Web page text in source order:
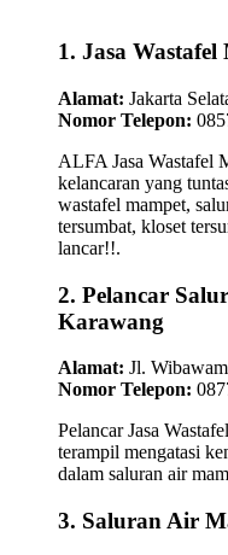
1. Jasa
Alamat: Jakarta
Nomor Telepon:
ALFA Jasa Wastafel
kelancaran yang
wastafel mampet,
tersumbat, kloset
lancar!!.
2. Pelancar
Karawang
Alamat: Jl.
Nomor Telepon:
Pelancar Jasa
terampil mengatasi
dalam saluran air
3. Saluran Air